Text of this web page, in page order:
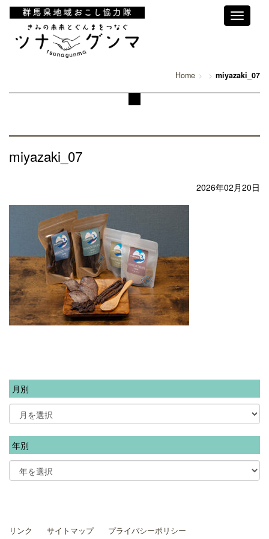
Toggle
Home miyazaki_07
miyazaki_07
2026年02月20日
月別
年別
リンク サイトマップ プライバシーポリシー